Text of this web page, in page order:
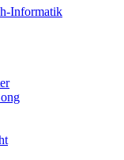
Informatik